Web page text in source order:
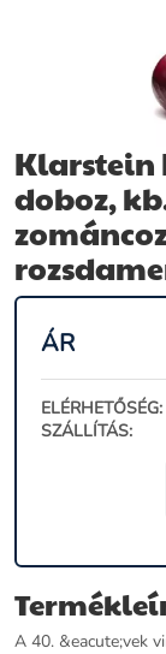
Klarstein
doboz, kb.
ÁR
ELÉRHETŐSÉG:
SZÁLLÍTÁS:
A 40. &eacute;vek